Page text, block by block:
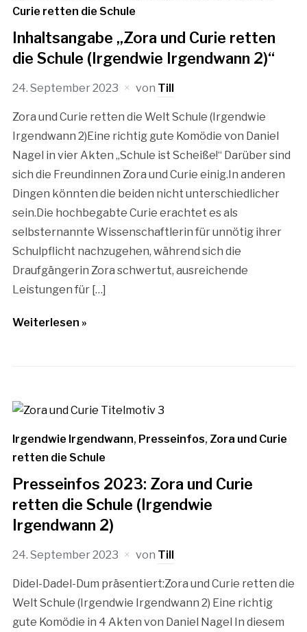
Curie retten die Schule
Inhaltsangabe „Zora und Curie retten
die Schule (Irgendwie Irgendwann 2)“
24. September 2023 von Till
Zora und Curie retten die Welt Schule (Irgendwie
Irgendwann 2)Eine richtig gute Komödie von Daniel
Nagel in vier Akten „Schule ist Scheiße!“ Darüber sind
sich die Freundinnen Zora und Curie einig.In anderen
Dingen könnten die beiden nicht unterschiedlicher
sein.Die hochbegabte Curie erachtet es als
selbsternannte Wissenschaftlerin für unnötig ihrer
Schulpflicht nachzugehen, während sich die
Draufgängerin Zora schwertut, ausreichende
Leistungen für […]
Weiterlesen »
Irgendwie Irgendwann, Presseinfos, Zora und Curie
retten die Schule
Presseinfos 2023: Zora und Curie
retten die Schule (Irgendwie
Irgendwann 2)
24. September 2023 von Till
Didel-Dadel-Dum präsentiert:Zora und Curie retten die
Welt Schule (Irgendwie Irgendwann 2) Eine richtig
gute Komödie in 4 Akten von Daniel Nagel In diesem